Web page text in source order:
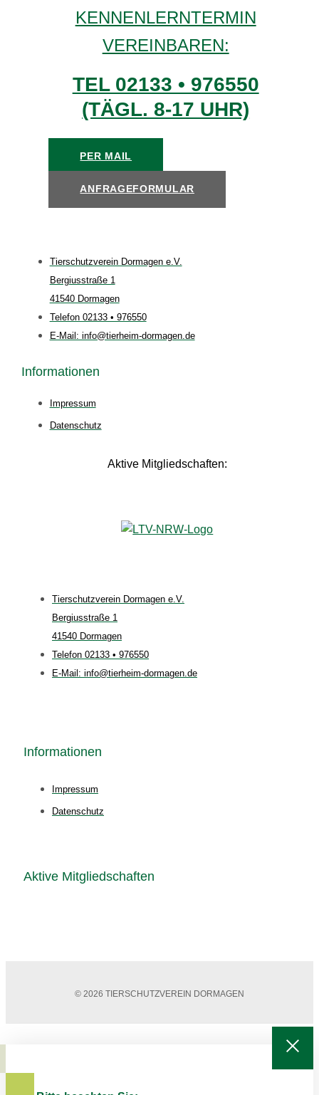
KENNENLERNTERMIN
VEREINBAREN:
TEL 02133 • 976550
(TÄGL. 8-17 UHR)
PER MAIL
ANFRAGEFORMULAR
Tierschutzverein Dormagen e.V.
Bergiusstraße 1
41540 Dormagen
Telefon 02133 • 976550
E-Mail: info@tierheim-dormagen.de
Informationen
Impressum
Datenschutz
Aktive Mitgliedschaften:
Tierschutzverein Dormagen e.V.
Bergiusstraße 1
41540 Dormagen
Telefon 02133 • 976550
E-Mail: info@tierheim-dormagen.de
Informationen
Impressum
Datenschutz
Aktive Mitgliedschaften
© 2026 TIERSCHUTZVEREIN DORMAGEN